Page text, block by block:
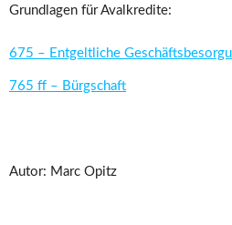
Grundlagen für Avalkredite:
675 – Entgeltliche
765 ff – Bürgschaft
Autor: Marc Opitz